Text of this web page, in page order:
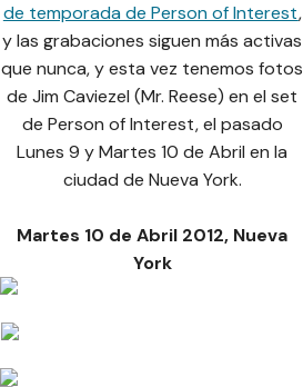
de temporada de Person of Interest,
y las grabaciones siguen más activas
que nunca, y esta vez tenemos fotos
de Jim Caviezel (Mr. Reese) en el set
de Person of Interest, el pasado
Lunes 9 y Martes 10 de Abril en la
ciudad de Nueva York.
Martes 10 de Abril 2012, Nueva
York